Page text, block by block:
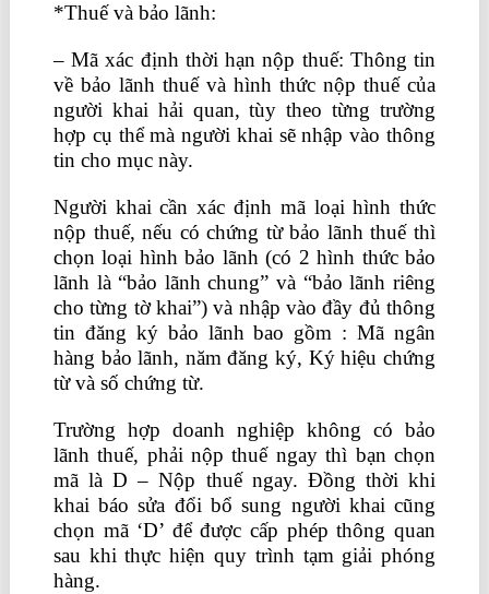
*Thuế và bảo lãnh:
– Mã xác định thời hạn nộp thuế: Thông tin
về bảo lãnh thuế và hình thức nộp thuế của
người khai hải quan, tùy theo từng trường
hợp cụ thể mà người khai sẽ nhập vào thông
tin cho mục này.
Người khai cần xác định mã loại hình thức
nộp thuế, nếu có chứng từ bảo lãnh thuế thì
chọn loại hình bảo lãnh (có 2 hình thức bảo
lãnh là “bảo lãnh chung” và “bảo lãnh riêng
cho từng tờ khai”) và nhập vào đầy đủ thông
tin đăng ký bảo lãnh bao gồm : Mã ngân
hàng bảo lãnh, năm đăng ký, Ký hiệu chứng
từ và số chứng từ.
Trường hợp doanh nghiệp không có bảo
lãnh thuế, phải nộp thuế ngay thì bạn chọn
mã là D – Nộp thuế ngay. Đồng thời khi
khai báo sửa đổi bổ sung người khai cũng
chọn mã ‘D’ để được cấp phép thông quan
sau khi thực hiện quy trình tạm giải phóng
hàng.